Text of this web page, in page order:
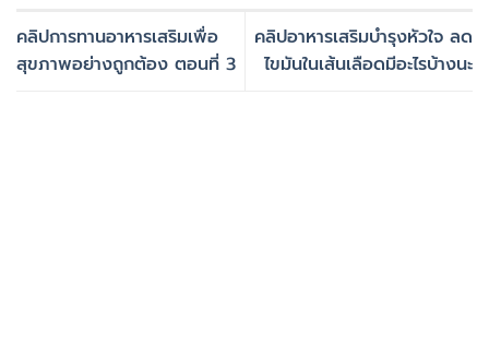
คลิปการทานอาหารเสริมเพื่อ
สุขภาพอย่างถูกต้อง ตอนที่ 3
คลิปอาหารเสริมบำรุงหัวใจ ลด
ไขมันในเส้นเลือดมีอะไรบ้างนะ